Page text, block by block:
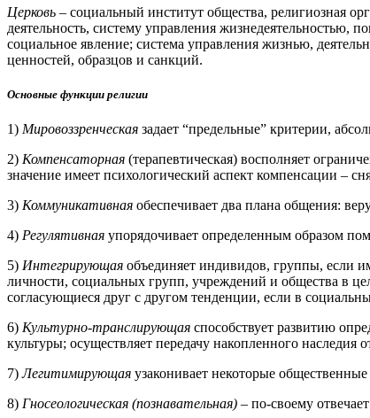
Церковь – социальный институт общества, религиозная
деятельность, систему управления жизнедеятельностью,
социальное явление; система управления жизнью,
ценностей, образцов и санкций.
Основные функции религии
1) Мировоззренческая задает “предельные” критерии,
2) Компенсаторная (терапевтическая) восполняет
значение имеет психологический аспект компенсации –
3) Коммуникативная обеспечивает два плана общения:
4) Регулятивная упорядочивает определенным образом
5) Интегрирующая объединяет индивидов, группы, если
личности, социальных групп, учреждений и общества в
согласующиеся друг с другом тенденции, если в
6) Культурно-транслирующая способствует развитию
культуры; осуществляет передачу накопленного наследия
7)Легитимирующая узаконивает некоторые
8) Гносеологическая (познавательная) – по-своему